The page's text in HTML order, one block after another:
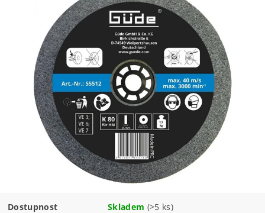
Dostupnost Skladem (>5 ks)